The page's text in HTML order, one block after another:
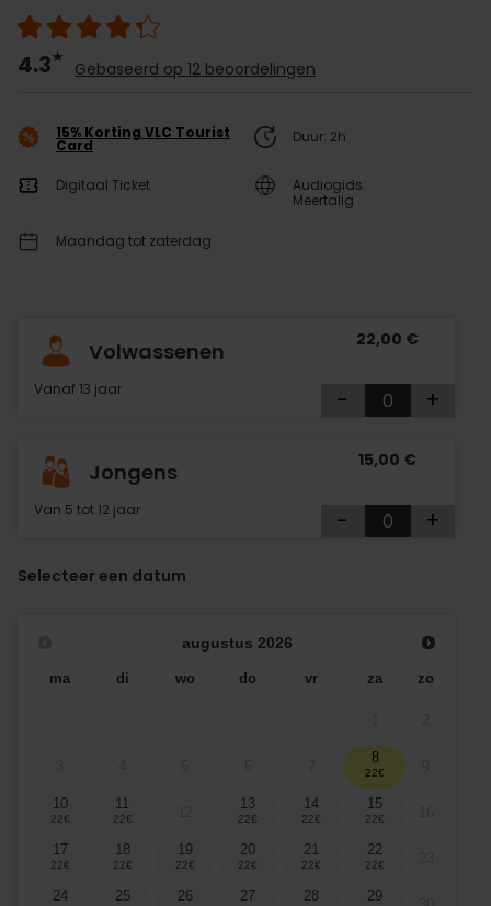
4.3 Gebaseerd op 12 beoordelingen
15% Korting VLC Tourist
Card Duur: 2h
Digitaal Ticket
Audiogids:
Meertalig
Maandag tot zaterdag
Volwassenen
Vanaf 13 jaar
22,00 €
- +
Jongens
Van 5 tot 12 jaar
15,00 €
- +
Selecteer een datum
augustus 2026
ma di wo do vr za zo
8
10 11 13 14 15
17 18 19 20 21 22
24 25 26 27 28 29